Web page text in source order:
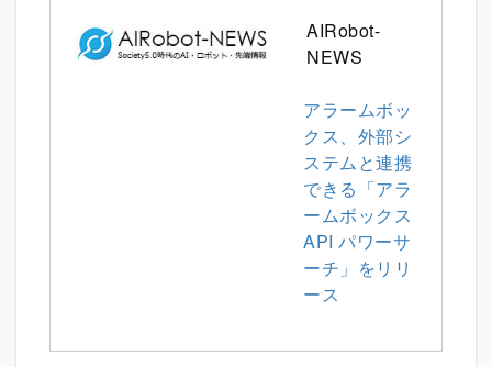
AIRobot-
NEWS
アラームボッ
クス、外部シ
ステムと連携
できる「アラ
ームボックス
API パワーサ
ーチ」をリリ
ース